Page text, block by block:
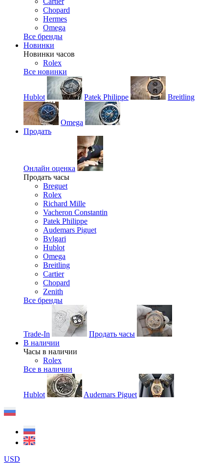
Chopard
Hermes
Omega
Все бренды
Новинки
Новинки часов
Rolex
Все новинки
Hublot Patek Philippe Breitling
Omega
Продать
Онлайн оценка
Продать часы
Breguet
Rolex
Richard Mille
Vacheron Constantin
Patek Philippe
Audemars Piguet
Bvlgari
Hublot
Omega
Breitling
Cartier
Chopard
Zenith
Все бренды
Trade-In
Продать часы
В наличии
Часы в наличии
Rolex
Все в наличии
Hublot Audemars Piguet
USD